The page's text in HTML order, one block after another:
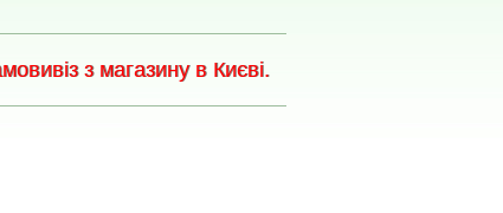
з магазину в Києві.